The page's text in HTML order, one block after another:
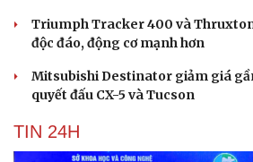
Triumph Tracker 400 và
độc đáo, động cơ mạnh hơn
Mitsubishi Destinator giảm giá
quyết đấu CX-5 và Tucson
TIN 24H